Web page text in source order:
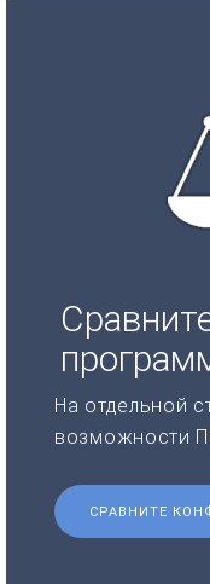
На отдельной
возможности
СРАВНИТЕ